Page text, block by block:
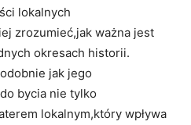
⁤lokalnych
zrozumieć,jak ważna jest⁤
okresach historii.
jak jego
bycia nie tylko
lokalnym,który wpływa